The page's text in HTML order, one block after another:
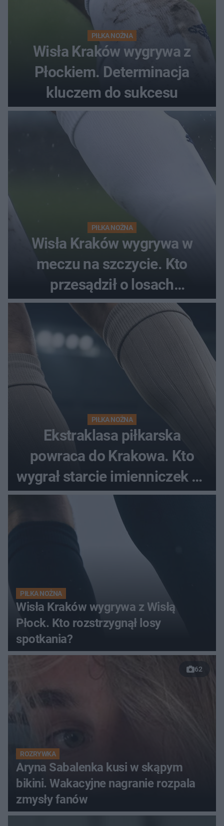
PIŁKA NOŻNA
Wisła Kraków wygrywa z
Płockiem. Determinacja
kluczem do sukcesu
PIŁKA NOŻNA
Wisła Kraków wygrywa w
meczu na szczycie. Kto
przesądził o losach
spotkania?
PIŁKA NOŻNA
Ekstraklasa piłkarska
powraca do Krakowa. Kto
wygrał starcie imienniczek na
pełnym stadionie
PIŁKA NOŻNA
Wisła Kraków wygrywa z Wisłą
Płock. Kto rozstrzygnął losy
spotkania?
62
ROZRYWKA
Aryna Sabalenka kusi w skąpym
bikini. Wakacyjne nagranie rozpala
zmysły fanów